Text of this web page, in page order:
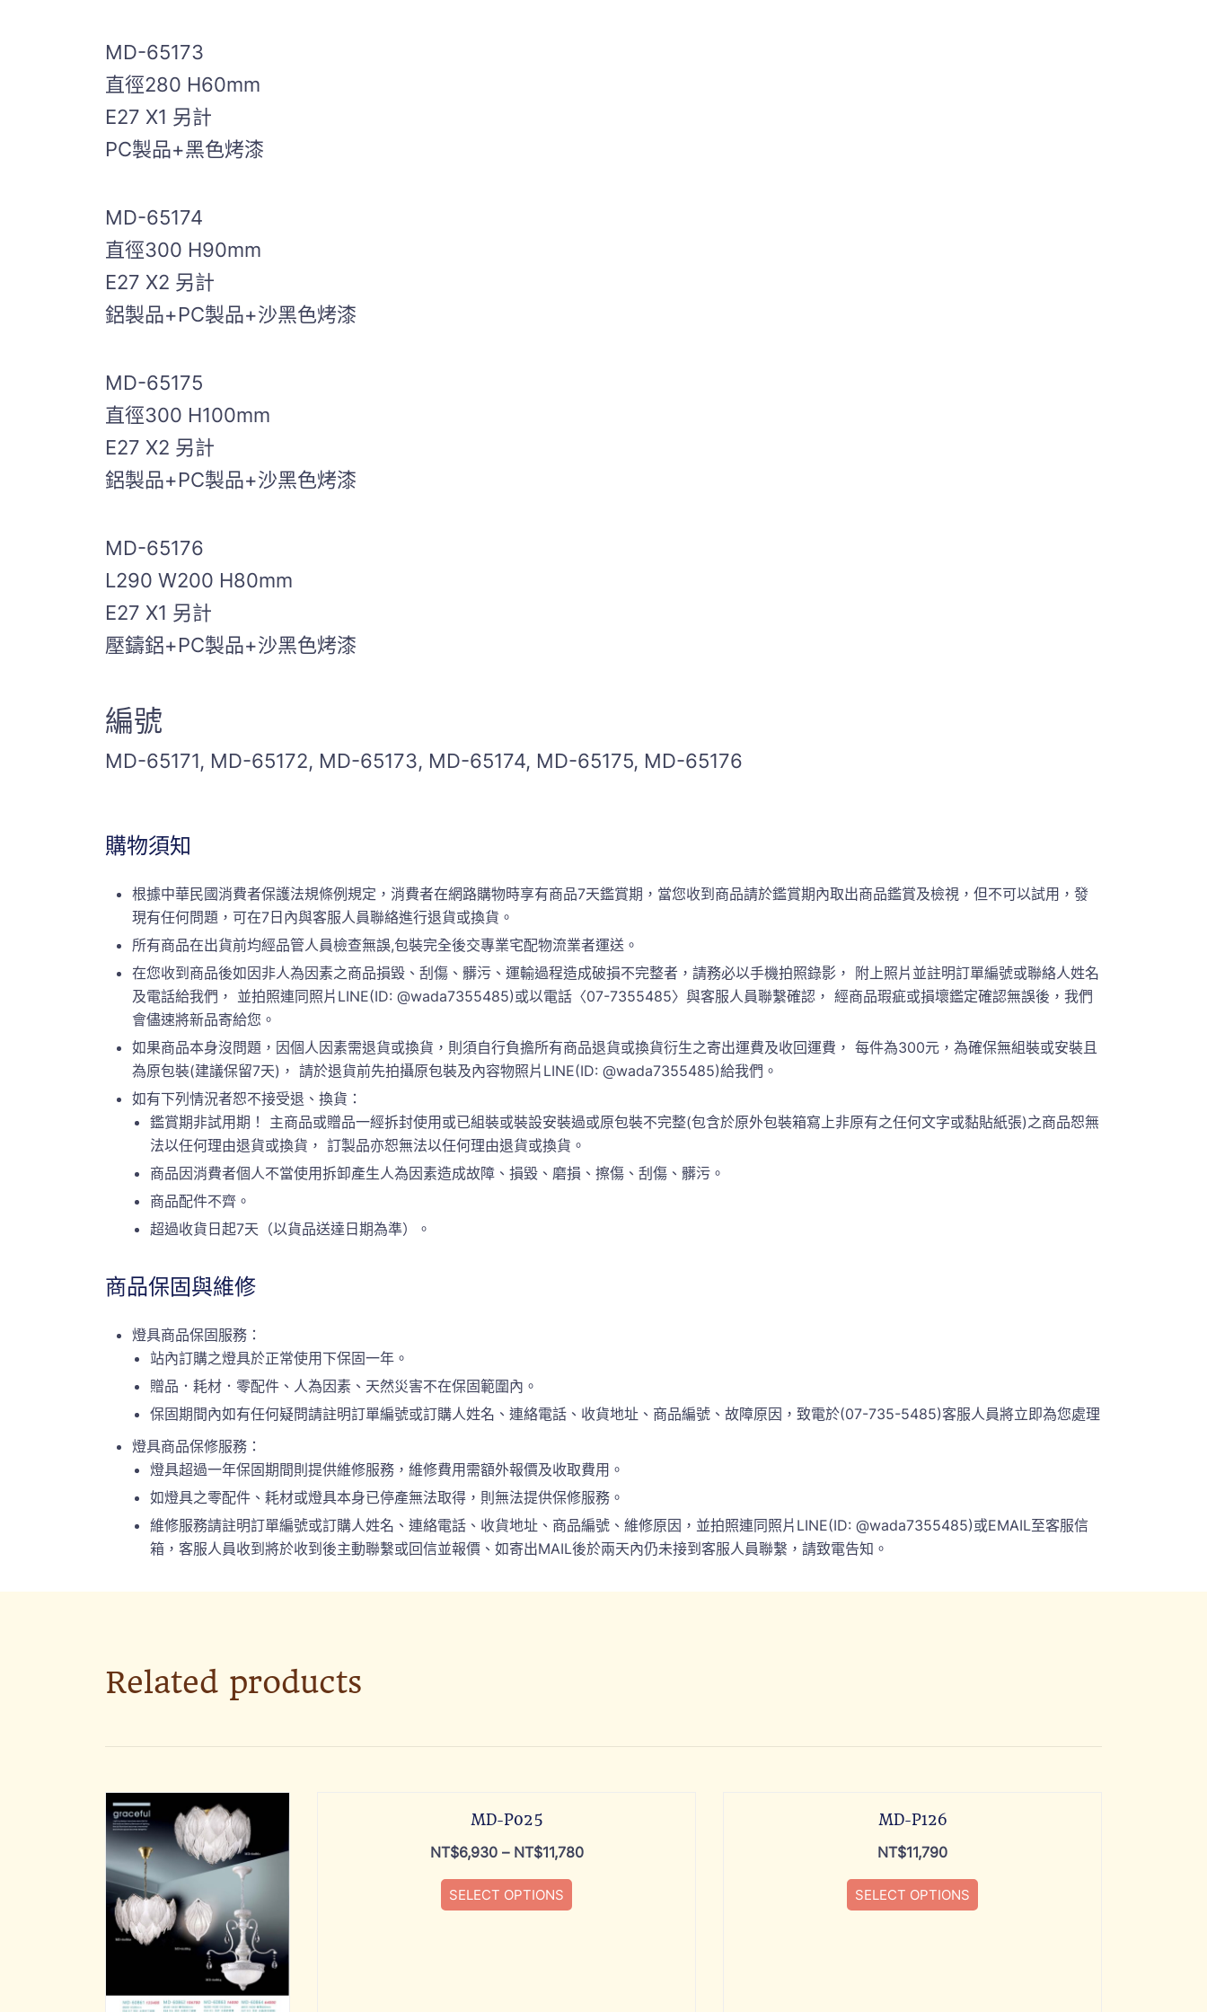
MD-65173
直徑280 H60mm
E27 X1 另計
PC製品+黑色烤漆
MD-65174
直徑300 H90mm
E27 X2 另計
鋁製品+PC製品+沙黑色烤漆
MD-65175
直徑300 H100mm
E27 X2 另計
鋁製品+PC製品+沙黑色烤漆
MD-65176
L290 W200 H80mm
E27 X1 另計
壓鑄鋁+PC製品+沙黑色烤漆
編號
MD-65171, MD-65172, MD-65173, MD-65174, MD-65175, MD-65176
購物須知
根據中華民國消費者保護法規條例規定，消費者在網路購物時享有商品7天鑑賞期，當您收到商品請於鑑賞期內取出商品鑑賞及檢視，但不可以試用，發
現有任何問題，可在7日內與客服人員聯絡進行退貨或換貨。
所有商品在出貨前均經品管人員檢查無誤,包裝完全後交專業宅配物流業者運送。
在您收到商品後如因非人為因素之商品損毀、刮傷、髒污、運輸過程造成破損不完整者，請務必以手機拍照錄影， 附上照片並註明訂單編號或聯絡人姓名
及電話給我們， 並拍照連同照片LINE(ID: @wada7355485)或以電話〈07-7355485〉與客服人員聯繫確認， 經商品瑕疵或損壞鑑定確認無誤後，我們
會儘速將新品寄給您。
如果商品本身沒問題，因個人因素需退貨或換貨，則須自行負擔所有商品退貨或換貨衍生之寄出運費及收回運費， 每件為300元，為確保無組裝或安裝且
為原包裝(建議保留7天)， 請於退貨前先拍攝原包裝及內容物照片LINE(ID: @wada7355485)給我們。
如有下列情況者恕不接受退、換貨：
鑑賞期非試用期！ 主商品或贈品一經拆封使用或已組裝或裝設安裝過或原包裝不完整(包含於原外包裝箱寫上非原有之任何文字或黏貼紙張)之商品恕無
法以任何理由退貨或換貨， 訂製品亦恕無法以任何理由退貨或換貨。
商品因消費者個人不當使用拆卸產生人為因素造成故障、損毀、磨損、擦傷、刮傷、髒污。
商品配件不齊。
超過收貨日起7天（以貨品送達日期為準）。
商品保固與維修
燈具商品保固服務：
站內訂購之燈具於正常使用下保固一年。
贈品．耗材．零配件、人為因素、天然災害不在保固範圍內。
保固期間內如有任何疑問請註明訂單編號或訂購人姓名、連絡電話、收貨地址、商品編號、故障原因，致電於(07-735-5485)客服人員將立即為您處理
燈具商品保修服務：
燈具超過一年保固期間則提供維修服務，維修費用需額外報價及收取費用。
如燈具之零配件、耗材或燈具本身已停產無法取得，則無法提供保修服務。
維修服務請註明訂單編號或訂購人姓名、連絡電話、收貨地址、商品編號、維修原因，並拍照連同照片LINE(ID: @wada7355485)或EMAIL至客服信
箱，客服人員收到將於收到後主動聯繫或回信並報價、如寄出MAIL後於兩天內仍未接到客服人員聯繫，請致電告知。
Related products
MD-P025
NT$6,930– NT$11,780
SELECT OPTIONS
MD-P126
NT$11,790
SELECT OPTIONS